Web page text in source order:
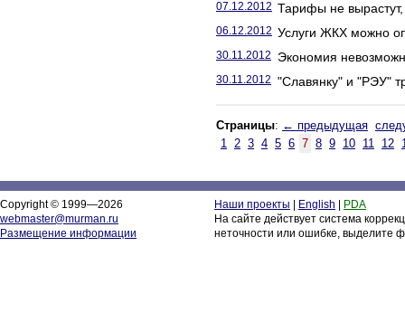
07.12.2012 Тарифы не вырастут,
06.12.2012 Услуги ЖКХ можно
30.11.2012 Экономия
30.11.2012 "Славянку" и "РЭУ"
Страницы: ← предыдущая
1 2 3 4 5 6 7 8 9 10 11 12
Copyright © 1999—2026
webmaster@murman.ru
Размещение информации
Наши проекты English
PDA
На сайте действует система
неточности или ошибке, выделите